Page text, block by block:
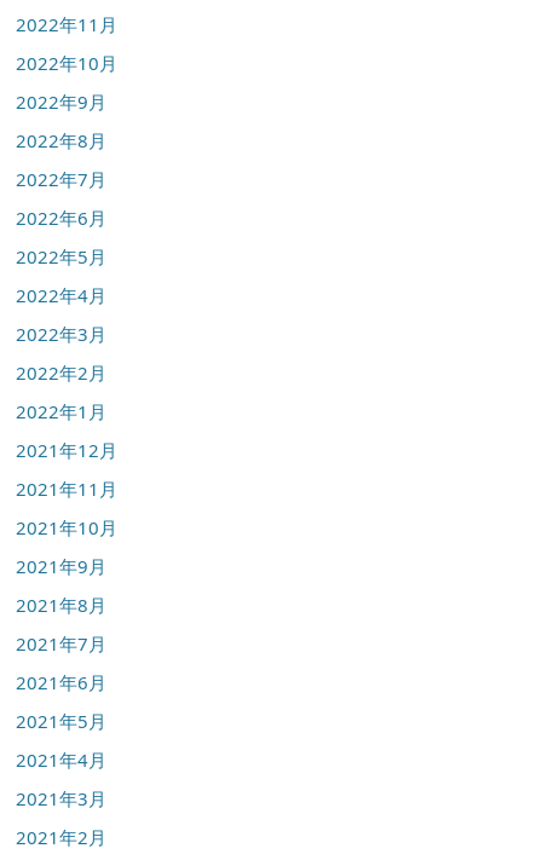
2022年11月
2022年10月
2022年9月
2022年8月
2022年7月
2022年6月
2022年5月
2022年4月
2022年3月
2022年2月
2022年1月
2021年12月
2021年11月
2021年10月
2021年9月
2021年8月
2021年7月
2021年6月
2021年5月
2021年4月
2021年3月
2021年2月